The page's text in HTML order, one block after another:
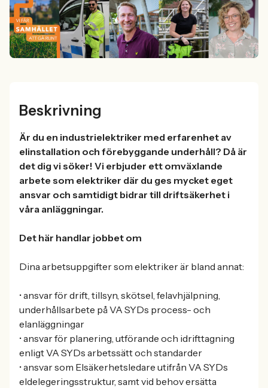
Beskrivning
Är du en industrielektriker med erfarenhet av
elinstallation och förebyggande underhåll? Då är
det dig vi söker! Vi erbjuder ett omväxlande
arbete som elektriker där du ges mycket eget
ansvar och samtidigt bidrar till driftsäkerhet i
våra anläggningar.
Det här handlar jobbet om
Dina arbetsuppgifter som elektriker är bland annat:
• ansvar för drift, tillsyn, skötsel, felavhjälpning,
underhållsarbete på VA SYDs process- och
elanläggningar
• ansvar för planering, utförande och idrifttagning
enligt VA SYDs arbetssätt och standarder
• ansvar som Elsäkerhetsledare utifrån VA SYDs
eldelegeringsstruktur, samt vid behov ersätta